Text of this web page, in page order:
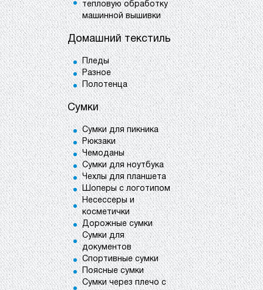
тепловую обработку
машинной вышивки
Домашний текстиль
Пледы
Разное
Полотенца
Сумки
Сумки для пикника
Рюкзаки
Чемоданы
Сумки для ноутбука
Чехлы для планшета
Шоперы с логотипом
Несессеры и
косметички
Дорожные сумки
Сумки для
документов
Спортивные сумки
Поясные сумки
Сумки через плечо с